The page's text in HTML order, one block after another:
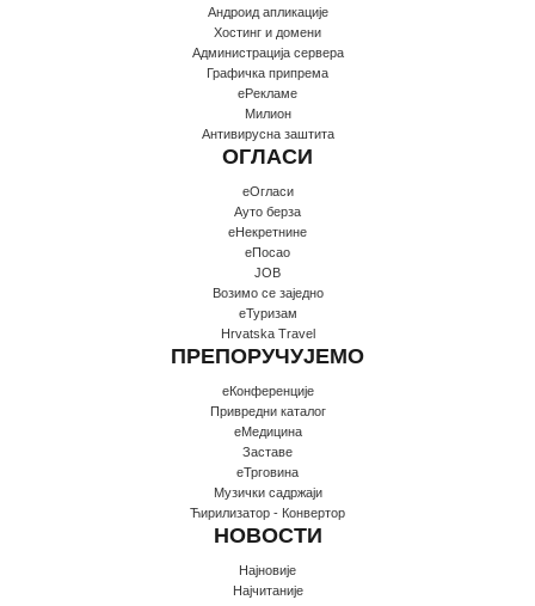
Андроид апликације
Хостинг и домени
Администрација сервера
Графичка припрема
еРекламе
Милион
Антивирусна заштита
ОГЛАСИ
еОгласи
Ауто берза
еНекретнине
еПосао
JOB
Возимо се заједно
еТуризам
Hrvatska Travel
ПРЕПОРУЧУЈЕМО
еКонференције
Привредни каталог
еМедицина
Заставе
еТрговина
Музички садржаји
Ћирилизатор - Конвертор
НОВОСТИ
Најновије
Најчитаније